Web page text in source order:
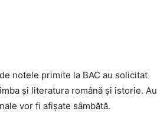
notele primite la BAC au solicitat
și literatura română și istorie. Au
vor fi afișate sâmbătă.